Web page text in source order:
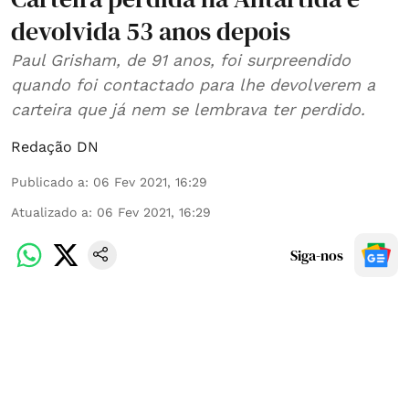
devolvida 53 anos depois
Paul Grisham, de 91 anos, foi surpreendido
quando foi contactado para lhe devolverem a
carteira que já nem se lembrava ter perdido.
Redação DN
Publicado a: 06 Fev 2021, 16:29
Atualizado a: 06 Fev 2021, 16:29
Siga-nos